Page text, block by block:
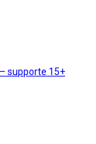
supporte 15+